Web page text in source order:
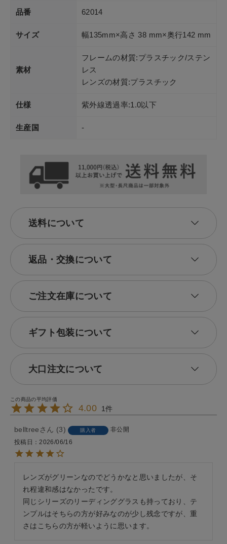
品番 62014
サイズ 幅135mm×高さ 38 mm×奥行142 mm
素材
フレームの材質:プラスチック/ステン
レス
レンズの材質:プラスチック
仕様 紫外線透過率:1.0以下
生産国 -
送料について
返品・交換について
ご注文在庫について
ギフト包装について
大口注文について
4.00 1
belltree 3 購入者
非公開
投稿日
2026/06/16
レンズがグリーンなのでどうかなと思いましたが、そ
れ程違和感はなかったです。
同じシリーズのリーディンググラスも持っており、テ
ンプルはそちらの方が好みなのが少し残念ですが、重
さはこちらの方が軽いように思います。